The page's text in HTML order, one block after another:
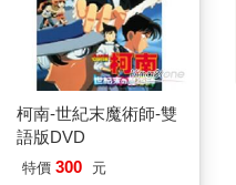
柯南-世紀末魔術師-雙
語版DVD
特價 300 元